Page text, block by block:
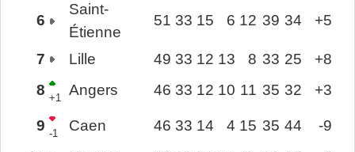
6
Saint-
Étienne
51 33 15 6 12 39 34 +5
7 Lille 49 33 12 13 8 33 25
+8
8 +1 Angers 46 33 12 10 11 35 32 +3
9 -1 Caen 46 33 14 4 15 35 44
-9